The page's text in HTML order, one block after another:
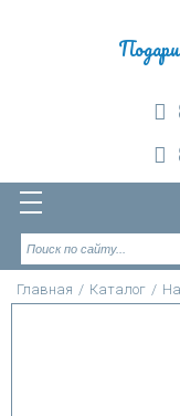
Главная / Каталог /